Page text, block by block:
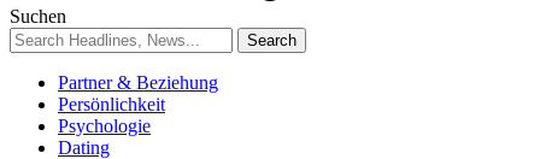
Suchen
Partner & Beziehung
Persönlichkeit
Psychologie
Dating